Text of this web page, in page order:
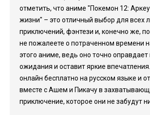
отметить, что аниме "Покемон 12:
жизни" – это отличный выбор для всех
приключений, фэнтези и, конечно же,
не пожалеете о потраченном времени
этого аниме, ведь оно точно
ожидания и оставит яркие
онлайн бесплатно на русском языке и
вместе с Ашем и Пикачу в
приключение, которое они не забудут